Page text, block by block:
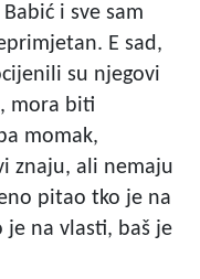
i sve sam
E sad,
su njegovi
mora biti
momak,
znaju, ali nemaju
pitao tko je na
je na vlasti, baš je